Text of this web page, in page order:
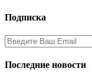
Подписка
Последние новости